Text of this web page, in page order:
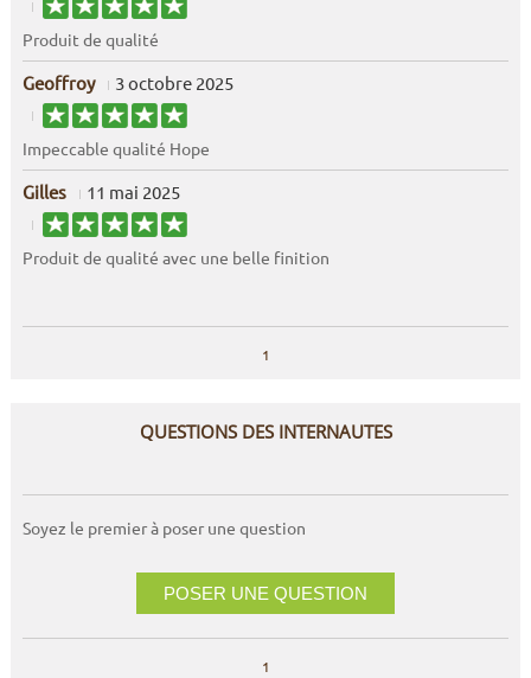
Produit de qualité
Geoffroy 3 octobre 2025
Impeccable qualité Hope
Gilles 11 mai 2025
Produit de qualité avec une belle finition
1
QUESTIONS DES INTERNAUTES
Soyez le premier à poser une question
POSER UNE QUESTION
1